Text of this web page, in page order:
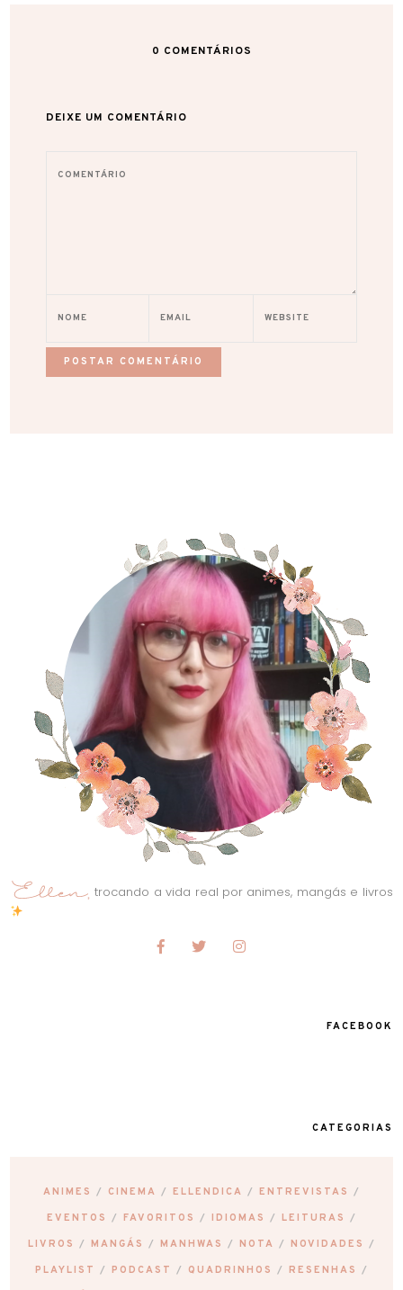
0 COMENTÁRIOS
DEIXE UM COMENTÁRIO
trocando a vida real por animes, mangás e livros
FACEBOOK
CATEGORIAS
ANIMES CINEMA ELLENDICA ENTREVISTAS
EVENTOS FAVORITOS IDIOMAS LEITURAS
LIVROS MANGÁS MANHWAS NOTA NOVIDADES
PLAYLIST PODCAST QUADRINHOS RESENHAS